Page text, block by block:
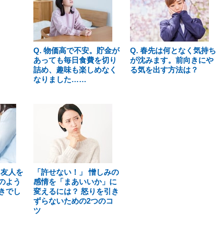
Q. 物価高で不安。貯金が
あっても毎日食費を切り
詰め、趣味も楽しめなく
なりました……
Q. 春先は何となく気持ち
が沈みます。前向きにや
る気を出す方法は？
人を
よう
でし
「許せない！」 憎しみの
感情を「まあいいか」に
変えるには？ 怒りを引き
ずらないための2つのコ
ツ